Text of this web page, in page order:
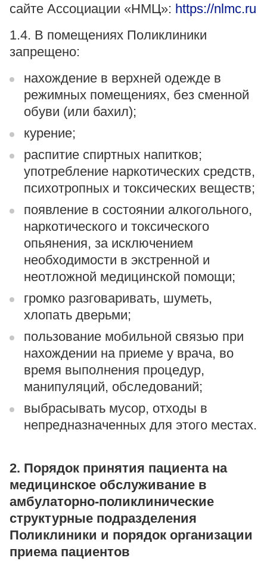
Версия для слабовидящих
сайте Ассоциации «НМЦ»: https://nlmc.ru
1.4. В помещениях Поликлиники
запрещено:
нахождение в верхней одежде в
режимных помещениях, без сменной
обуви (или бахил);
курение;
распитие спиртных напитков;
употребление наркотических средств,
психотропных и токсических веществ;
появление в состоянии алкогольного,
наркотического и токсического
опьянения, за исключением
необходимости в экстренной и
неотложной медицинской помощи;
громко разговаривать, шуметь,
хлопать дверьми;
пользование мобильной связью при
нахождении на приеме у врача, во
время выполнения процедур,
манипуляций, обследований;
выбрасывать мусор, отходы в
непредназначенных для этого местах.
2. Порядок принятия пациента на
медицинское обслуживание в
амбулаторно-поликлинические
структурные подразделения
Поликлиники и порядок организации
приема пациентов